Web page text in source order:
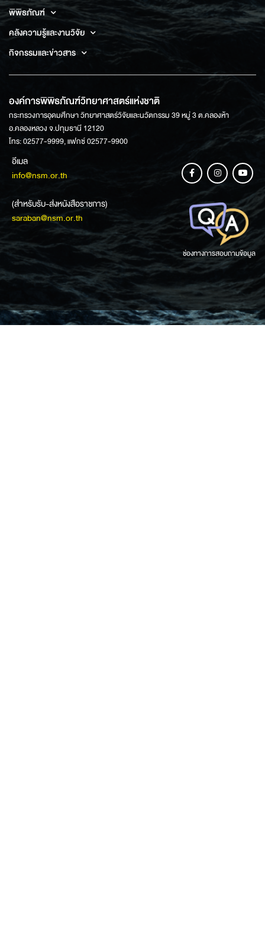
พิพิธภัณฑ์
คลังความรู้และงานวิจัย
กิจกรรมและข่าวสาร
องค์การพิพิธภัณฑ์วิทยาศาสตร์แห่งชาติ
กระทรวงการอุดมศึกษา วิทยาศาสตร์วิจัยและนวัตกรรม 39 หมู่ 3 ต.คลองห้า
อ.คลองหลวง จ.ปทุมธานี 12120
โทร: 02577-9999, แฟกซ์ 02577-9900
อีเมล
info@nsm.or.th
(สำหรับรับ-ส่งหนังสือราชการ)
saraban@nsm.or.th
ช่องทางการสอบถามข้อมูล